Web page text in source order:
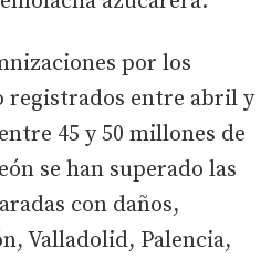
por los
registrados entre abril y
45 y 50 millones de
se han superado las
con daños,
Valladolid, Palencia,